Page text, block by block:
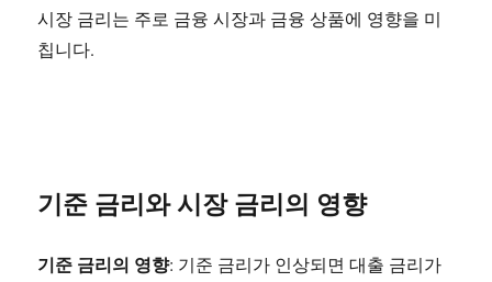
시장 금리는 주로 금융 시장과 금융 상품에 영향을 미
칩니다.
기준 금리와 시장 금리의 영향
기준 금리의 영향: 기준 금리가 인상되면 대출 금리가